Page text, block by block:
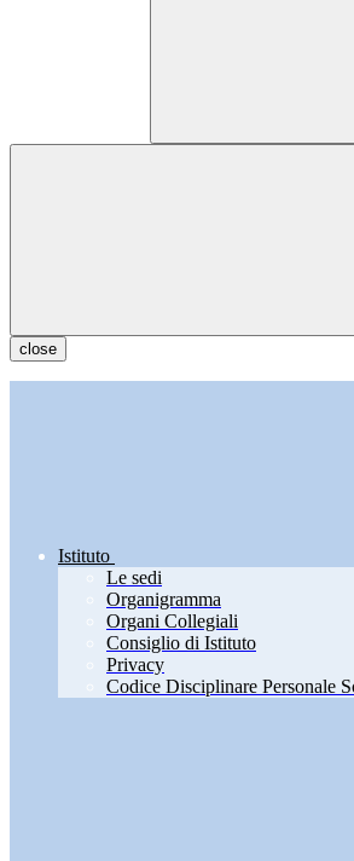
close
Istituto
Le sedi
Organigramma
Organi Collegiali
Consiglio di Istituto
Privacy
Codice Disciplinare Personale